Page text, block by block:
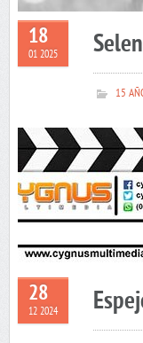
18
01 2025
15
28
12 2024